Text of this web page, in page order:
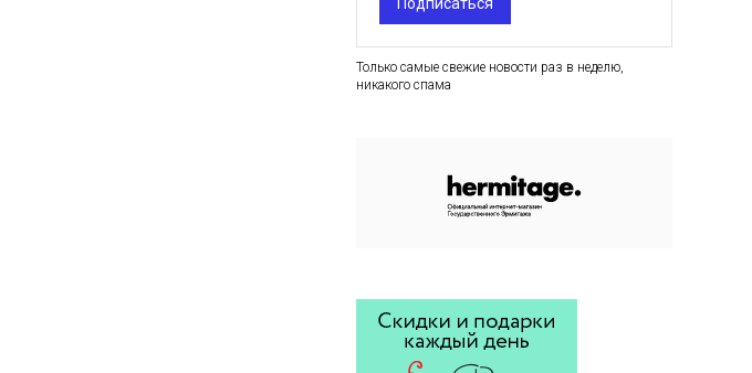
Только самые свежие новости раз в неделю,
никакого спама